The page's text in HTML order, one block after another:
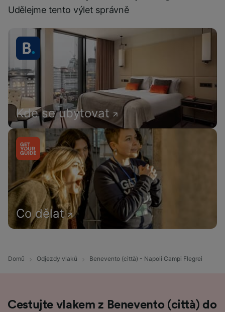
Udělejme tento výlet správně
Kde se ubytovat
Co dělat
Domů Odjezdy vlaků Benevento (città) - Napoli Campi Flegrei
Cestujte vlakem z Benevento (città) do